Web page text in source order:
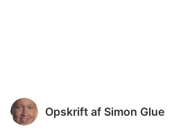
Opskrift af Simon Glue